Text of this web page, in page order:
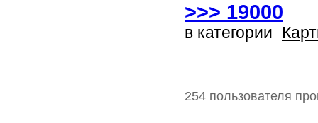
>>> 19000
в категории
254 пользователя